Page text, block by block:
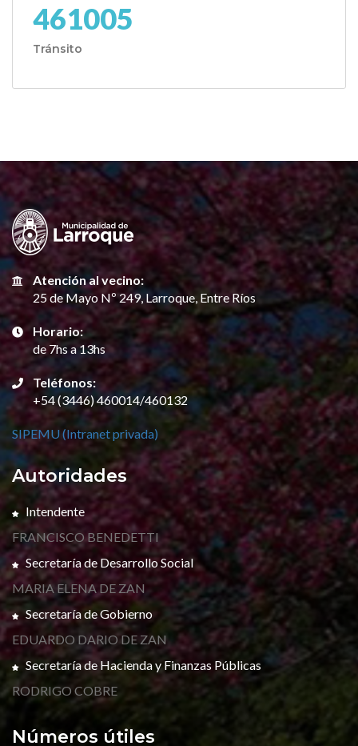
461005
Tránsito
Atención al vecino:
25 de Mayo Nº 249, Larroque, Entre Ríos
Horario:
de 7hs a 13hs
Teléfonos:
+54 (3446) 460014/460132
SIPEMU (Intranet privada)
Autoridades
Intendente
FRANCISCO BENEDETTI
Secretaría de Desarrollo Social
MARIA ELENA DE ZAN
Secretaría de Gobierno
EDUARDO DARIO DE ZAN
Secretaría de Hacienda y Finanzas Públicas
RODRIGO COBRE
Números útiles